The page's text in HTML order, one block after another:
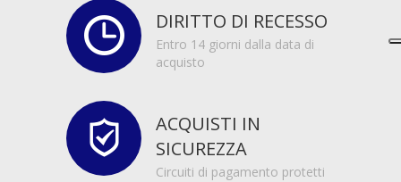
DIRITTO DI RECESSO
Entro 14 giorni dalla data di
acquisto
ACQUISTI IN
SICUREZZA
Circuiti di pagamento protetti